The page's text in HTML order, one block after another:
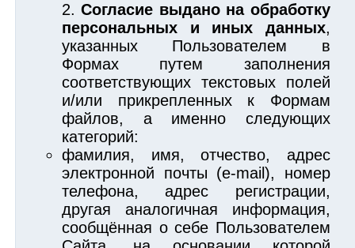
Согласие выдано на обработку
персональных и иных данных,
указанных Пользователем в
Формах путем заполнения
соответствующих текстовых полей
и/или прикрепленных к Формам
файлов, а именно следующих
категорий:
фамилия, имя, отчество, адрес
электронной почты (e-mail), номер
телефона, адрес регистрации,
другая аналогичная информация,
сообщённая о себе Пользователем